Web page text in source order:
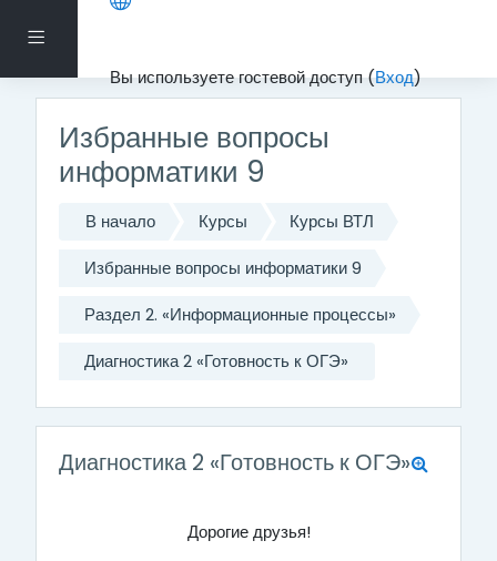
Боковая панель
Вы используете гостевой доступ (Вход)
Перейти к основному содержанию
Избранные вопросы
информатики 9
В начало Курсы
Курсы ВТЛ
Избранные вопросы информатики 9
Раздел 2. «Информационные процессы»
Диагностика 2 «Готовность к ОГЭ»
Диагностика 2 «Готовность к ОГЭ»
Дорогие друзья!